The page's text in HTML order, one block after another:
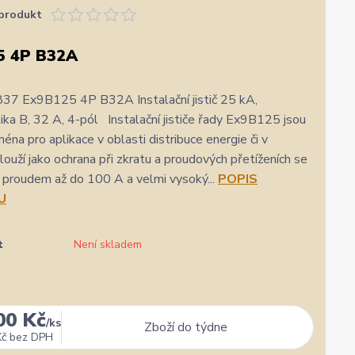
★★★★★
rychlost a kvalitu objednavky
zatím se mi zdá z několika
4P B32A
Ex9B125 4P B32A Instalační jistič 25 kA,
B, 32 A, 4-pól Instalační jističe řady Ex9B125 jsou
pro aplikace v oblasti distribuce energie či v
jako ochrana při zkratu a proudových přetíženích se
až do 100 A a velmi vysoký... POPIS
Není skladem
Kč/ks
bez DPH
Zboží do týdne